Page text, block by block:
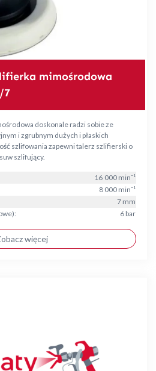
mimośrodowa
7
doskonale radzi sobie ze
i zgrubnym dużych i płaskich
szlifowania zapewni talerz szlifierski o
szlifujący.
16 000 min⁻¹
8 000 min⁻¹
7 mm
6 bar
więcej